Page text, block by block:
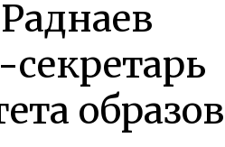
секретарь